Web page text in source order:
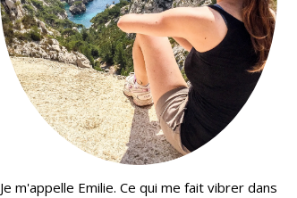
Je m'appelle Emilie. Ce qui me fait vibrer dans